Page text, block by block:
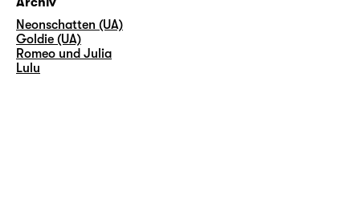
Neonschatten (UA)
Goldie (UA)
Romeo und Julia
Lulu